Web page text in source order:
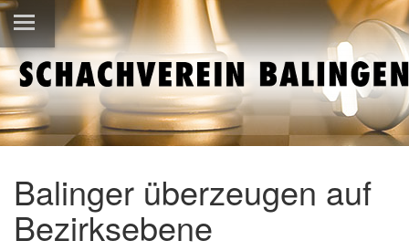
Balinger überzeugen auf
Bezirksebene